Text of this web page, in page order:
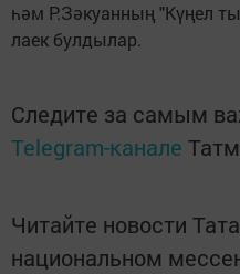
һәм Р.Зәкуанның "Күңел
лаек булдылар.
Следите за самым
Telegram-канале
Читайте новости
национальном